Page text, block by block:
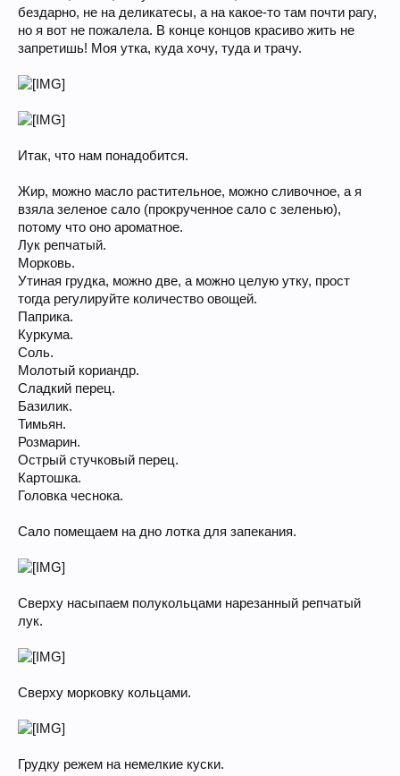
бездарно, не на деликатесы, а на какое-то там почти рагу,
но я вот не пожалела. В конце концов красиво жить не
запретишь! Моя утка, куда хочу, туда и трачу.
Итак, что нам понадобится.
Жир, можно масло растительное, можно сливочное, а я
взяла зеленое сало (прокрученное сало с зеленью),
потому что оно ароматное.
Лук репчатый.
Морковь.
Утиная грудка, можно две, а можно целую утку, прост
тогда регулируйте количество овощей.
Паприка.
Куркума.
Соль.
Молотый кориандр.
Сладкий перец.
Базилик.
Тимьян.
Розмарин.
Острый стучковый перец.
Картошка.
Головка чеснока.
Сало помещаем на дно лотка для запекания.
Сверху насыпаем полукольцами нарезанный репчатый
лук.
Сверху морковку кольцами.
Грудку режем на немелкие куски.